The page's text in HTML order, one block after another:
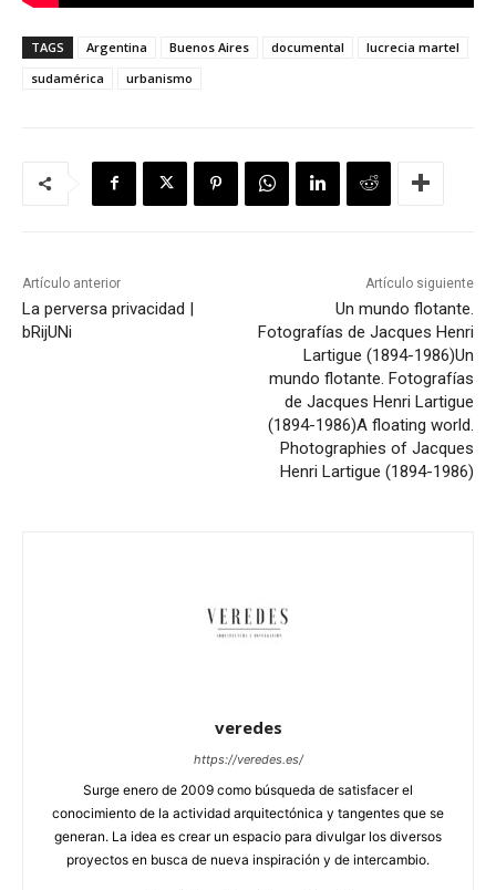
TAGS Argentina Buenos Aires documental
lucrecia martel
sudamérica
urbanismo
Artículo anterior
La perversa privacidad |
bRijUNi
Artículo siguiente
Un mundo flotante.
Fotografías de Jacques Henri
Lartigue (1894-1986)Un
mundo flotante. Fotografías
de Jacques Henri Lartigue
(1894-1986)A floating world.
Photographies of Jacques
Henri Lartigue (1894-1986)
veredes
https://veredes.es/
Surge enero de 2009 como búsqueda de satisfacer el
conocimiento de la actividad arquitectónica y tangentes que se
generan. La idea es crear un espacio para divulgar los diversos
proyectos en busca de nueva inspiración y de intercambio.